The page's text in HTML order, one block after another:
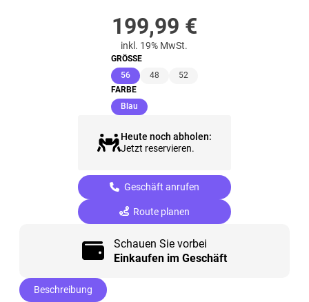
199,99 €
inkl. 19% MwSt.
GRÖSSE
56(ausgewählt)
48
52
FARBE
Blau(ausgewählt)
Heute noch abholen:
Jetzt reservieren.
Geschäft anrufen
Route planen
Schauen Sie vorbei
Einkaufen im Geschäft
Beschreibung